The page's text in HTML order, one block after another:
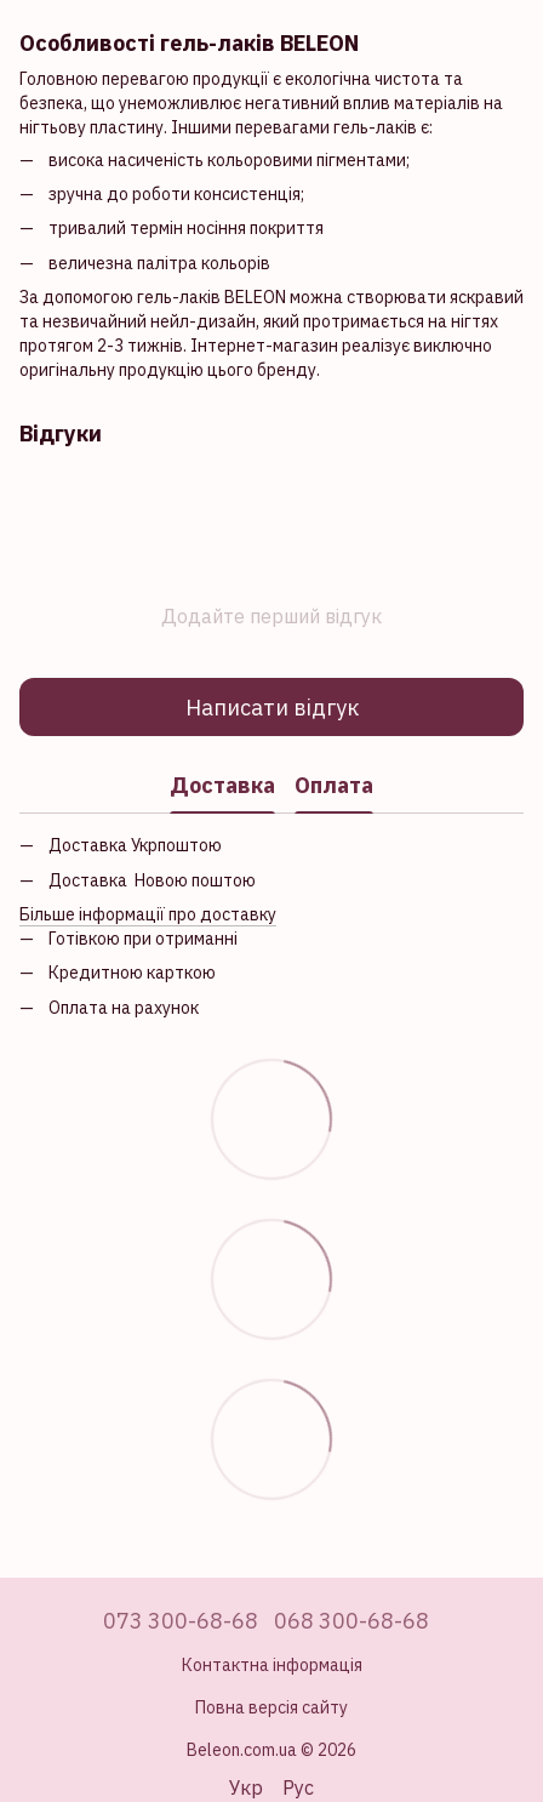
Особливості гель-лаків BELEON
Головною перевагою продукції є екологічна чистота та
безпека, що унеможливлює негативний вплив матеріалів на
нігтьову пластину. Іншими перевагами гель-лаків є:
висока насиченість кольоровими пігментами;
зручна до роботи консистенція;
тривалий термін носіння покриття
величезна палітра кольорів
За допомогою гель-лаків BELEON можна створювати яскравий
та незвичайний нейл-дизайн, який протримається на нігтях
протягом 2-3 тижнів. Інтернет-магазин реалізує виключно
оригінальну продукцію цього бренду.
Відгуки
Додайте перший відгук
Написати відгук
Доставка Оплата
Доставка Укрпоштою
Доставка Новою поштою
Більше інформації про доставку
Готівкою при отриманні
Кредитною карткою
Оплата на рахунок
073 300-68-68 068 300-68-68
Контактна інформація
Повна версія сайту
Beleon.com.ua © 2026
Укр Рус